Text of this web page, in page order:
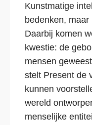
Kunstmatige
bedenken,
Daarbij komen
kwestie: de
mensen
stelt Present de
kunnen
wereld
menselijke